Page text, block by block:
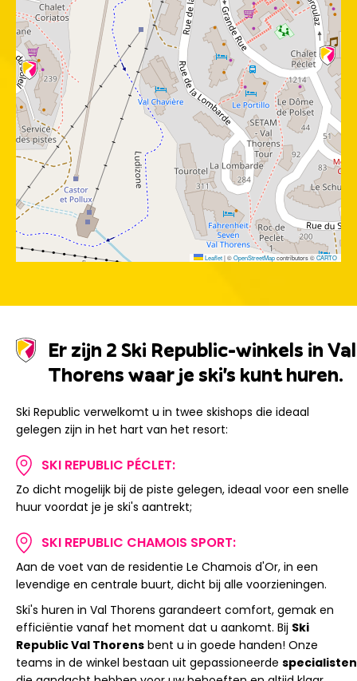
Leaflet|©OpenStreetMapcontributors ©CARTO
Er zijn 2 Ski Republic-winkels in Val
Thorens waar je ski's kunt huren.
Ski Republic verwelkomt u in twee skishops die ideaal
gelegen zijn in het hart van het resort:
SKI REPUBLIC PÉCLET:
Zo dicht mogelijk bij de piste gelegen, ideaal voor een snelle
huur voordat je je ski's aantrekt;
SKI REPUBLIC CHAMOIS SPORT:
Aan de voet van de residentie Le Chamois d'Or, in een
levendige en centrale buurt, dicht bij alle voorzieningen.
Ski's huren in Val Thorens garandeert comfort, gemak en
efficiëntie vanaf het moment dat u aankomt. Bij Ski
Republic Val Thorens bent u in goede handen! Onze
teams in de winkel bestaan ​​uit gepassioneerde specialisten